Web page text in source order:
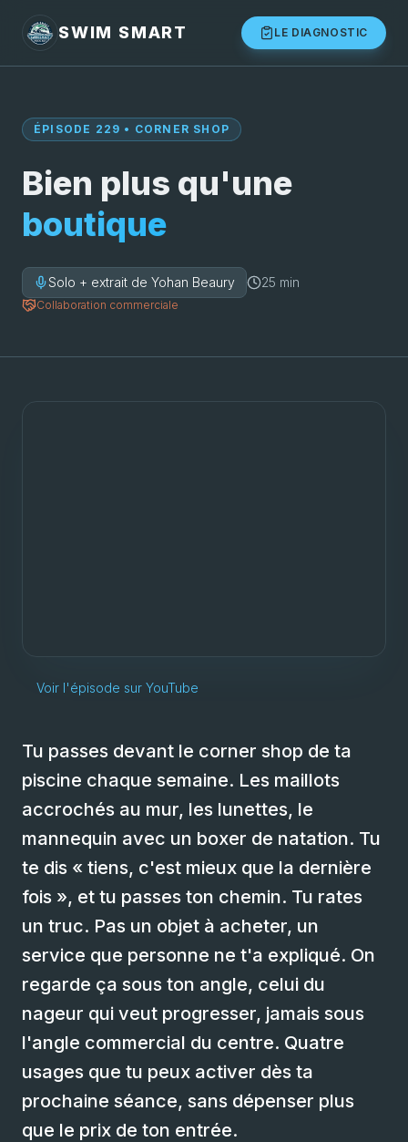
SWIM SMART LE DIAGNOSTIC
ÉPISODE 229 • CORNER SHOP
Bien plus qu'une
boutique
Solo + extrait de Yohan Beaury 25 min
Collaboration commerciale
Voir l'épisode sur YouTube
Tu passes devant le corner shop de ta
piscine chaque semaine. Les maillots
accrochés au mur, les lunettes, le
mannequin avec un boxer de natation. Tu
te dis « tiens, c'est mieux que la dernière
fois », et tu passes ton chemin. Tu rates
un truc. Pas un objet à acheter, un
service que personne ne t'a expliqué. On
regarde ça sous ton angle, celui du
nageur qui veut progresser, jamais sous
l'angle commercial du centre. Quatre
usages que tu peux activer dès ta
prochaine séance, sans dépenser plus
que le prix de ton entrée.